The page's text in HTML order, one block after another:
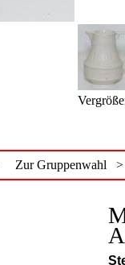
Zur Gruppenwahl >